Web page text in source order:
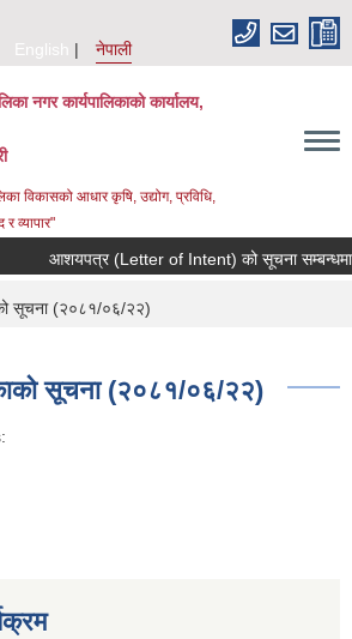
English
नेपाली
नगर कार्यपालिकाको कार्यालय,
विकासको आधार कृषि, उद्योग, प्रविधि,
व्यापार"
आशयपत्र (Letter of Intent) को सूचना सम्बन्धमा
सूचना (२०८१/०६/२२)
सूचना (२०८१/०६/२२)